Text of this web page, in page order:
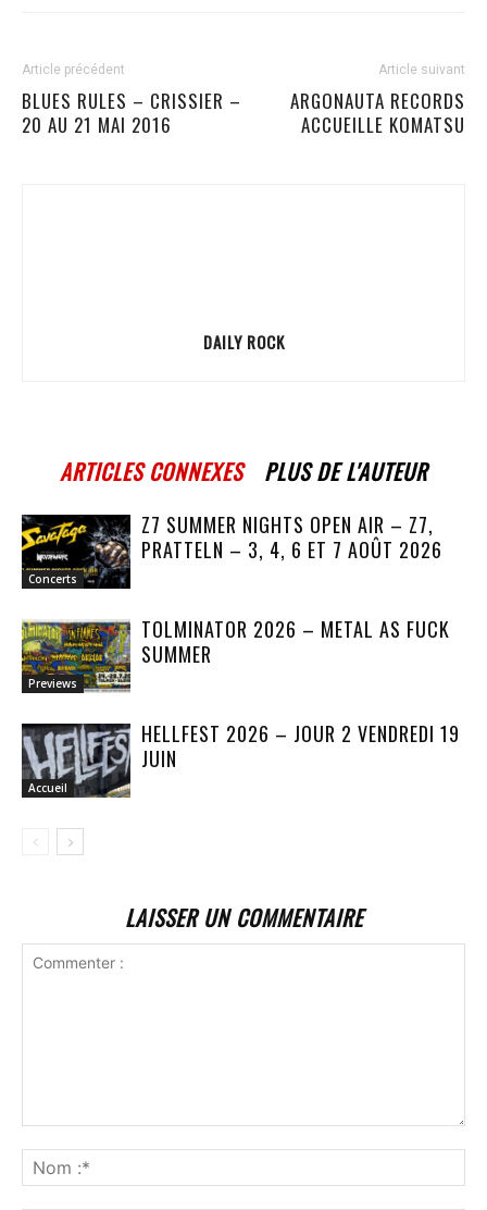
Article précédent
BLUES RULES – CRISSIER –
20 AU 21 MAI 2016
Article suivant
ARGONAUTA RECORDS
ACCUEILLE KOMATSU
DAILY ROCK
ARTICLES CONNEXES PLUS DE L'AUTEUR
Concerts
Z7 SUMMER NIGHTS OPEN AIR – Z7,
PRATTELN – 3, 4, 6 ET 7 AOÛT 2026
Previews
TOLMINATOR 2026 – METAL AS FUCK
SUMMER
Accueil
HELLFEST 2026 – JOUR 2 VENDREDI 19
JUIN
LAISSER UN COMMENTAIRE